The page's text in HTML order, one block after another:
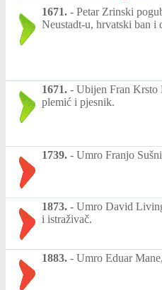
1671. - Petar Zrinski
Neustadt-u, hrvatski ban i
1671. - Ubijen Fran Krsto
plemić i pjesnik.
1739. - Umro Franjo
1873. - Umro David
i istraživač.
1883. - Umro Eduar